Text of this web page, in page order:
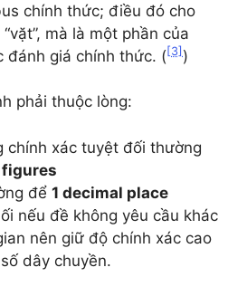
chính thức; điều đó cho
mà là một phần của
đánh giá chính thức. ([3] )
phải thuộc lòng:
chính xác tuyệt đối thường
để 1 decimal place
nếu đề không yêu cầu khác
nên giữ độ chính xác cao
dây chuyền.